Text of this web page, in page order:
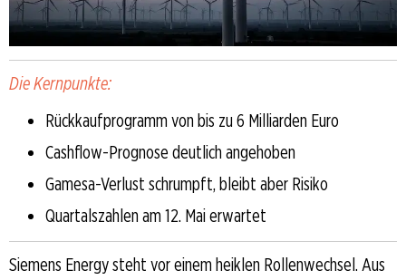
Die Kernpunkte:
Rückkaufprogramm von bis zu 6 Milliarden Euro
Cashflow-Prognose deutlich angehoben
Gamesa-Verlust schrumpft, bleibt aber Risiko
Quartalszahlen am 12. Mai erwartet
Siemens Energy steht vor einem heiklen Rollenwechsel. Aus